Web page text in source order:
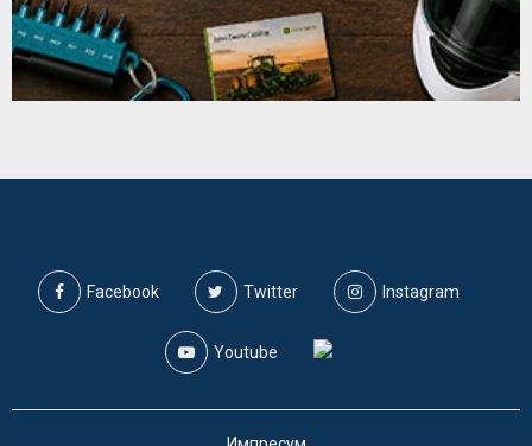
Facebook Twitter Instagram
Youtube